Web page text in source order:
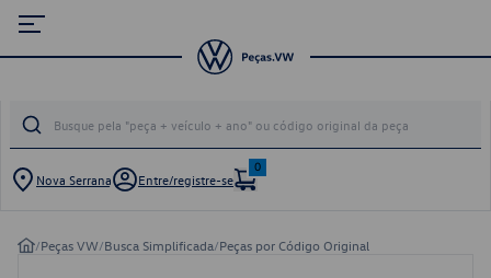
Nova Serrana Entre/registre-se
0
/Peças VW/Busca Simplificada/Peças por Código Original